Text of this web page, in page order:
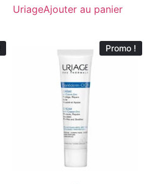
UriageAjouter au panier
Promo !